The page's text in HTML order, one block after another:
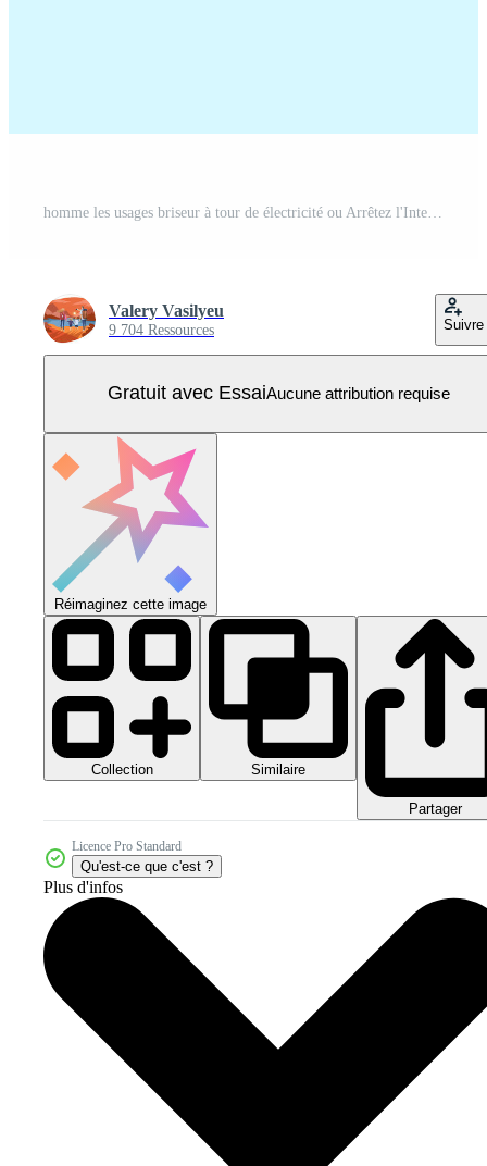
Valery Vasilyeu
9 704 Ressources Suivre
Gratuit avec EssaiAucune attribution requise
Réimaginez cette image
Collection Similaire
Partager
Licence Pro Standard
Qu'est-ce que c'est ?
Plus d'infos